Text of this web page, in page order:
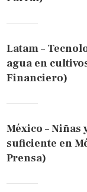
Latam –
agua en
Financiero)
México –
suficiente en
Prensa)